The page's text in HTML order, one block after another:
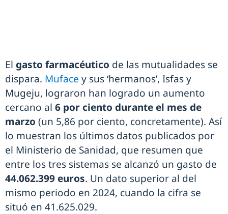
El gasto farmacéutico de las mutualidades se
dispara. Muface y sus ‘hermanos’, Isfas y
Mugeju, lograron han logrado un aumento
cercano al 6 por ciento durante el mes de
marzo (un 5,86 por ciento, concretamente). Así
lo muestran los últimos datos publicados por
el Ministerio de Sanidad, que resumen que
entre los tres sistemas se alcanzó un gasto de
44.062.399 euros. Un dato superior al del
mismo periodo en 2024, cuando la cifra se
situó en 41.625.029.